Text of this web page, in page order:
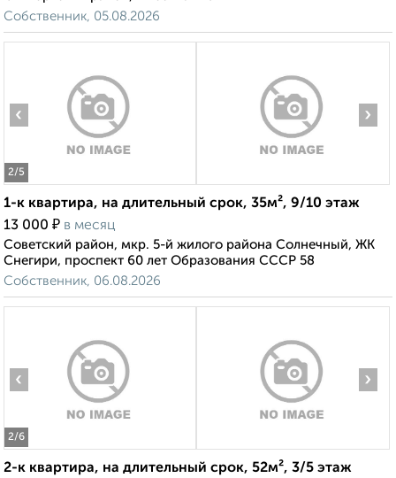
Собственник, 05.08.2026
2/5
‹ ›
1-к квартира, на длительный срок, 35м², 9/10 этаж
13 000 ₽ в месяц
Советский район, мкр. 5-й жилого района Солнечный, ЖК
Снегири, проспект 60 лет Образования СССР 58
Собственник, 06.08.2026
2/6
‹ ›
2-к квартира, на длительный срок, 52м², 3/5 этаж